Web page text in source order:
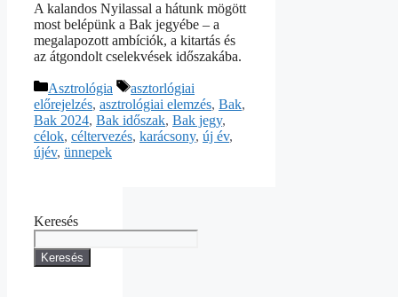
A kalandos Nyilassal a hátunk mögött
most belépünk a Bak jegyébe – a
megalapozott ambíciók, a kitartás és
az átgondolt cselekvések időszakába.
Asztrológia
asztorlógiai
előrejelzés, asztrológiai elemzés, Bak,
Bak 2024, Bak időszak, Bak jegy,
célok, céltervezés, karácsony, új év,
újév, ünnepek
Keresés
Keresés